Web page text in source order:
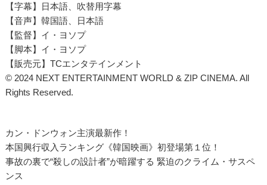
【字幕】日本語、吹替用字幕
【音声】韓国語、日本語
【監督】イ・ヨソプ
【脚本】イ・ヨソプ
【販売元】TCエンタテインメント
© 2024 NEXT ENTERTAINMENT WORLD & ZIP CINEMA. All
Rights Reserved.
カン・ドンウォン主演最新作！
本国興行収入ランキング《韓国映画》初登場第１位！
事故の裏で“殺しの設計者”が暗躍する 緊迫のクライム・サスペ
ンス